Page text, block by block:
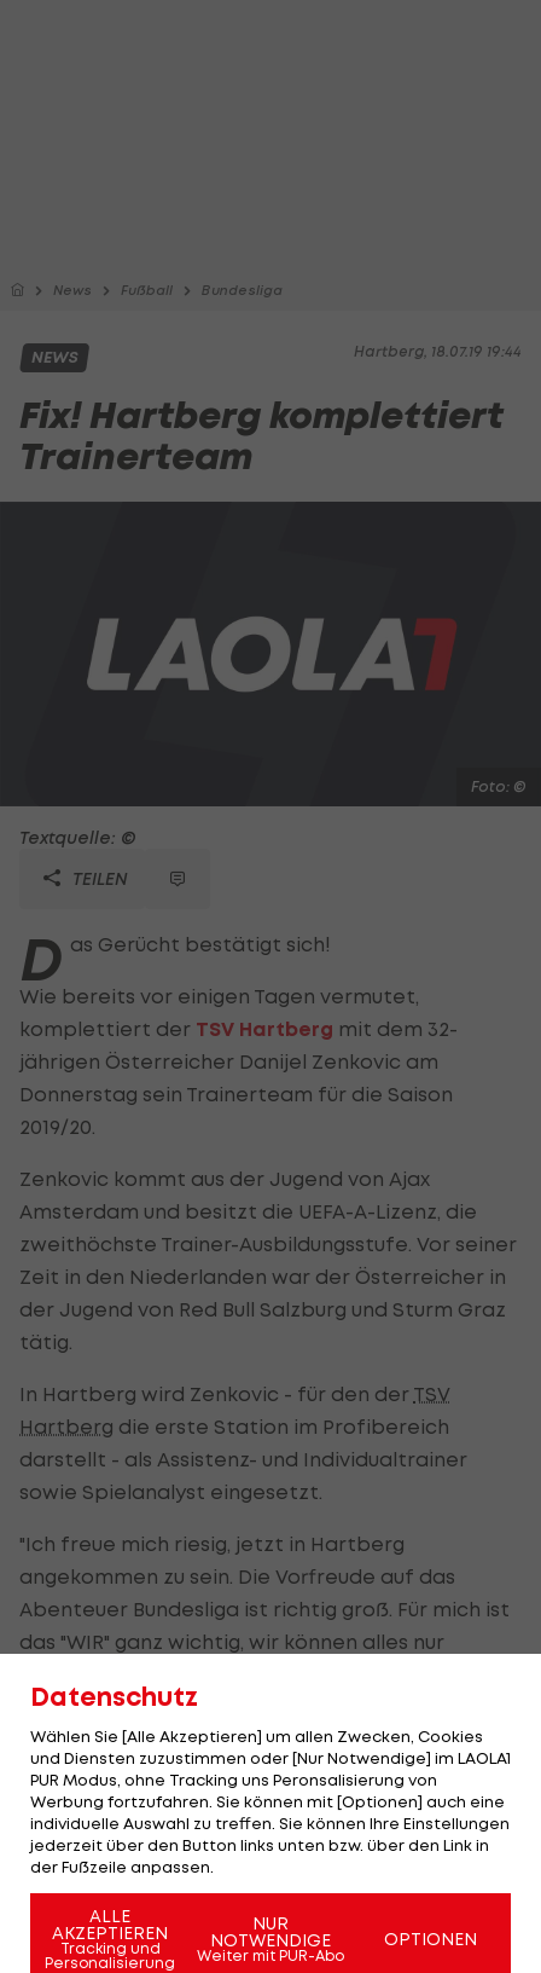
News Fußball Bundesliga
Hartberg, 18.07.19 19:44
NEWS
Fix! Hartberg komplettiert
Trainerteam
Foto: ©
Textquelle: ©
TEILEN
D as Gerücht bestätigt sich!
Wie bereits vor einigen Tagen vermutet,
komplettiert der TSV Hartberg mit dem 32-
jährigen Österreicher Danijel Zenkovic am
Donnerstag sein Trainerteam für die Saison
2019/20.
Zenkovic kommt aus der Jugend von Ajax
Amsterdam und besitzt die UEFA-A-Lizenz, die
zweithöchste Trainer-Ausbildungsstufe. Vor seiner
Zeit in den Niederlanden war der Österreicher in
der Jugend von Red Bull Salzburg und Sturm Graz
tätig.
In Hartberg wird Zenkovic - für den der TSV
Hartberg die erste Station im Profibereich
darstellt - als Assistenz- und Individualtrainer
sowie Spielanalyst eingesetzt.
"Ich freue mich riesig, jetzt in Hartberg
angekommen zu sein. Die Vorfreude auf das
Abenteuer Bundesliga ist richtig groß. Für mich ist
das "WIR" ganz wichtig, wir können alles nur
auftreten. Daran führt kein Weg vorbei. Ich
möchte meinen Teil dazu beitragen, dass wir eine
erfolgreiche Saison in der Bundesliga absolvieren",
sagt Zenkovic über seine neue Aufgabe,
Obmann Erich Korherr ist "überglücklich, dass es
uns gelungen ist, mit Danijel einen absoluten
Fußball-Fachmann mit einer enormen Erfahrung
nach Hartberg zu holen. Wir haben uns in letzter
Datenschutz
Wählen Sie [Alle Akzeptieren] um allen Zwecken, Cookies
und Diensten zuzustimmen oder [Nur Notwendige] im LAOLA1
PUR Modus, ohne Tracking uns Peronsalisierung von
Werbung fortzufahren. Sie können mit [Optionen] auch eine
individuelle Auswahl zu treffen. Sie können Ihre Einstellungen
jederzeit über den Button links unten bzw. über den Link in
der Fußzeile anpassen.
ALLE
AKZEPTIEREN
Tracking und
Personalisierung
NUR
NOTWENDIGE
Weiter mit PUR-Abo
OPTIONEN